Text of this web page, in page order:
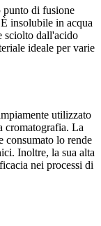
punto di fusione
insolubile in acqua
sciolto dall'acido
ideale per varie
utilizzato
cromatografia. La
consumato lo rende
Inoltre, la sua alta
nei processi di